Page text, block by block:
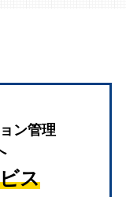
ン管理
ス